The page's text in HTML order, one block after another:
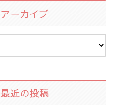
アーカイブ
最近の投稿